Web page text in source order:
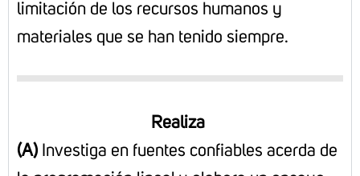
limitación de los recursos humanos y
materiales que se han tenido siempre.
Realiza
(A) Investiga en fuentes confiables acerda de